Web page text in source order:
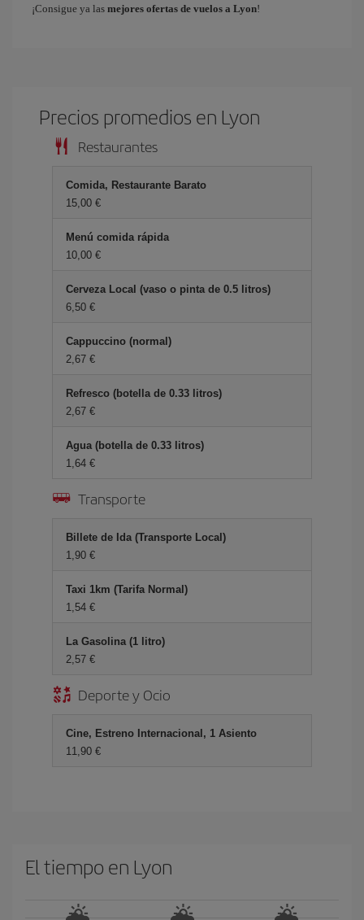
¡Consigue ya las mejores ofertas de vuelos a Lyon!
Precios promedios en Lyon
Restaurantes
Comida, Restaurante Barato
15,00 €
Menú comida rápida
10,00 €
Cerveza Local (vaso o pinta de 0.5 litros)
6,50 €
Cappuccino (normal)
2,67 €
Refresco (botella de 0.33 litros)
2,67 €
Agua (botella de 0.33 litros)
1,64 €
Transporte
Billete de Ida (Transporte Local)
1,90 €
Taxi 1km (Tarifa Normal)
1,54 €
La Gasolina (1 litro)
2,57 €
Deporte y Ocio
Cine, Estreno Internacional, 1 Asiento
11,90 €
El tiempo en Lyon